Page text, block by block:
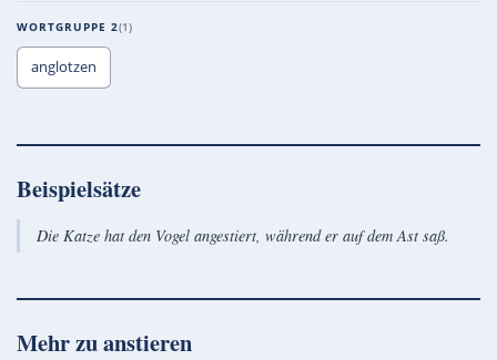
WORTGRUPPE 2 1
anglotzen
Beispielsätze
Die Katze hat den Vogel angestiert, während er auf dem Ast saß.
Mehr zuanstieren